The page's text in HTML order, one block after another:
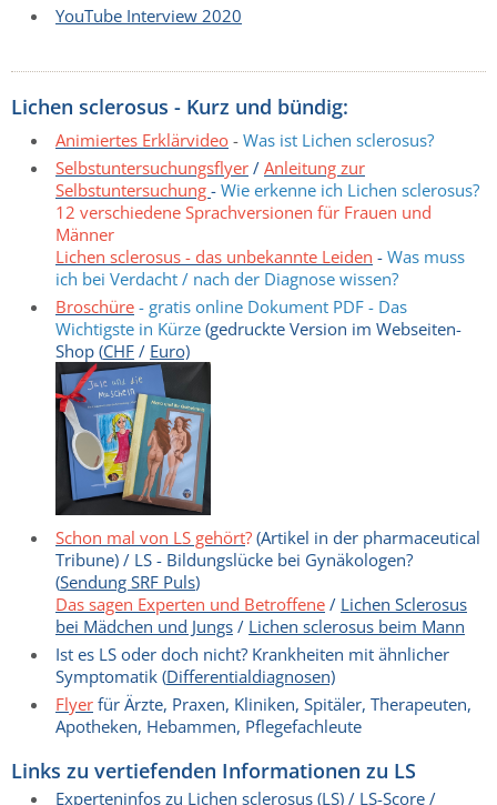
YouTube Interview 2020
Lichen sclerosus - Kurz und bündig:
Animiertes Erklärvideo - Was ist Lichen sclerosus?
Selbstuntersuchungsflyer / Anleitung zur
Selbstuntersuchung - Wie erkenne ich Lichen sclerosus?
12 verschiedene Sprachversionen für Frauen und
Männer
Lichen sclerosus - das unbekannte Leiden - Was muss
ich bei Verdacht / nach der Diagnose wissen?
Broschüre - gratis online Dokument PDF - Das
Wichtigste in Kürze (gedruckte Version im Webseiten-
Shop (CHF / Euro)
Schon mal von LS gehört? (Artikel in der pharmaceutical
Tribune) / LS - Bildungslücke bei Gynäkologen?
(Sendung SRF Puls)
Das sagen Experten und Betroffene / Lichen Sclerosus
bei Mädchen und Jungs / Lichen sclerosus beim Mann
Ist es LS oder doch nicht? Krankheiten mit ähnlicher
Symptomatik (Differentialdiagnosen)
Flyer für Ärzte, Praxen, Kliniken, Spitäler, Therapeuten,
Apotheken, Hebammen, Pflegefachleute
Links zu vertiefenden Informationen zu LS
Experteninfos zu Lichen sclerosus (LS) / LS-Score /